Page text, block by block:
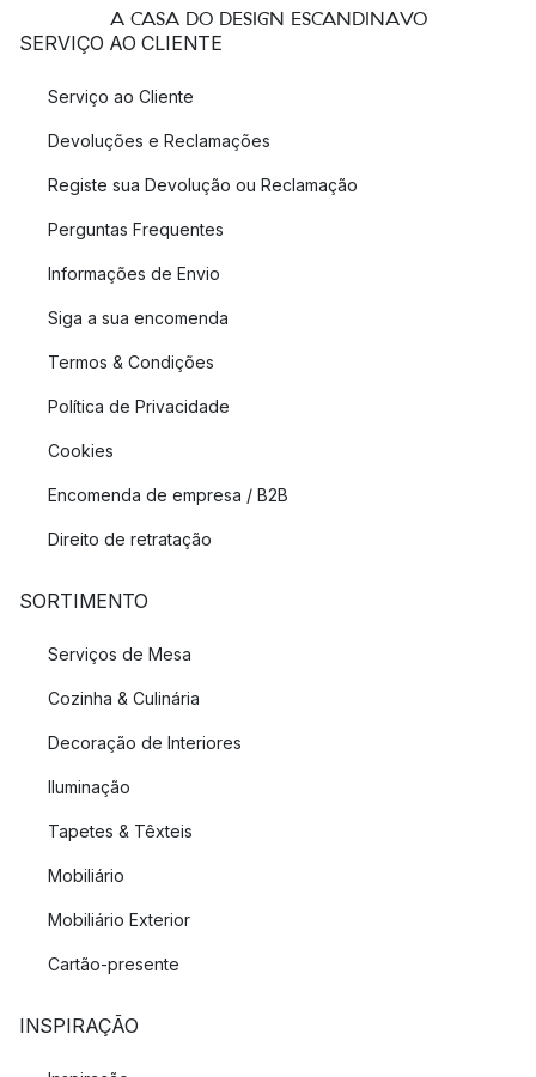
A CASA DO DESIGN ESCANDINAVO
SERVIÇO AO CLIENTE
Serviço ao Cliente
Devoluções e Reclamações
Registe sua Devolução ou Reclamação
Perguntas Frequentes
Informações de Envio
Siga a sua encomenda
Termos & Condições
Política de Privacidade
Cookies
Encomenda de empresa / B2B
Direito de retratação
SORTIMENTO
Serviços de Mesa
Cozinha & Culinária
Decoração de Interiores
Iluminação
Tapetes & Têxteis
Mobiliário
Mobiliário Exterior
Cartão-presente
INSPIRAÇÃO